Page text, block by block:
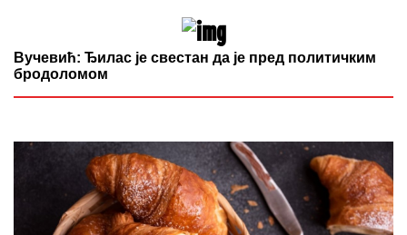
Вучевић: Ђилас је свестан да је пред политичким
бродоломом